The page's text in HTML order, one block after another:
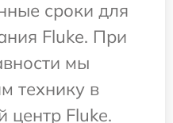
сроки для
Fluke. При
мы
технику в
центр Fluke.